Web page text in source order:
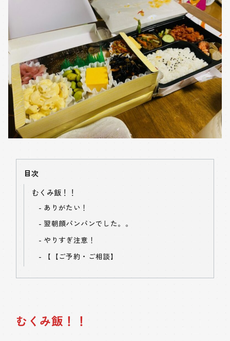
目次
むくみ飯！！
ありがたい！
翌朝顔パンパンでした。。
やりすぎ注意！
【 【ご予約・ご相談】
むくみ飯！！